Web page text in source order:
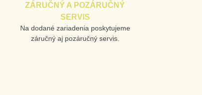
ZÁRUČNÝ A POZÁRUČNÝ
SERVIS
Na dodané zariadenia poskytujeme
záručný aj pozáručný servis.